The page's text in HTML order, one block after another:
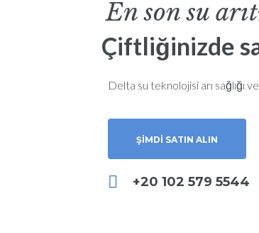
En son su
Çiftliğinizde
Delta su teknolojisi arı sağlığı
ŞIMDI SATIN ALIN
+20 102 579 5544